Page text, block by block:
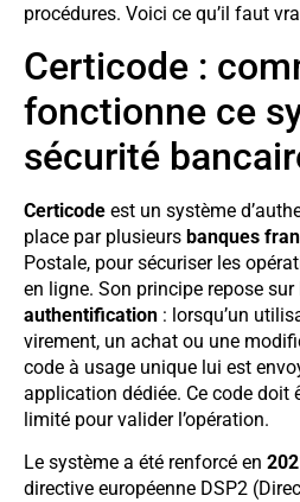
procédures. Voici ce qu’il faut
Certicode :
fonctionne ce
sécurité
Certicode est un système
place par plusieurs banques
Postale, pour sécuriser les
en ligne. Son principe repose sur
authentification : lorsqu’un
virement, un achat ou une
code à usage unique lui est
application dédiée. Ce code doit
limité pour valider l’opération.
Le système a été renforcé en
directive européenne DSP2